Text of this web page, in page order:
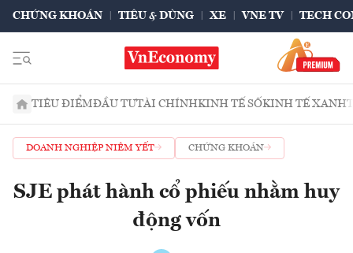
CHỨNG KHOÁN TIÊU & DÙNG XE VNE TV TECH
TIÊU ĐIỂMĐẦU TƯTÀI CHÍNHKINH TẾ SỐKINH TẾ XANH
DOANH NGHIỆP NIÊM YẾT CHỨNG KHOÁN
SJE phát hành cổ phiếu nhằm huy
động vốn